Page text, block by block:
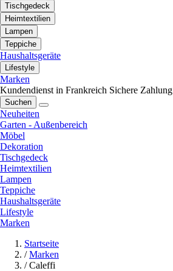
Tischgedeck
Heimtextilien
Lampen
Teppiche
Haushaltsgeräte
Lifestyle
Marken
Kundendienst in Frankreich Sichere Zahlung
Suchen
Neuheiten
Garten - Außenbereich
Möbel
Dekoration
Tischgedeck
Heimtextilien
Lampen
Teppiche
Haushaltsgeräte
Lifestyle
Marken
Startseite
/ Marken
/ Caleffi